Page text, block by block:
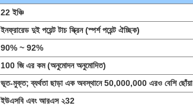
22 ইঞ্চি
ইনফ্রারেড দুই পয়েন্ট টাচ স্ক্রিন (স্পর্শ পয়েন্ট ঐচ্ছিক)
90% ~ 92%
100 জি এর কম (অনুমোদন অনুমোদিত)
ভূত-মুক্ত; ব্যর্থতা ছাড়া এক অবস্থানে 50,000,000 এরও বেশি
ইউএসবি এবং আরএস ২32